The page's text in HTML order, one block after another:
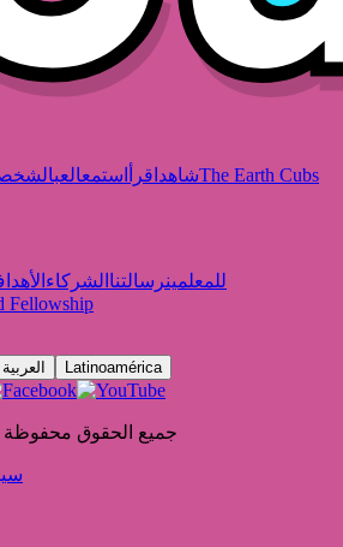
شاهد اقرأ استمعالعب
The Earth Cubs
للمعلمينرسالتنا الشركاء
Fellowship
العربية Latinoamérica
جميع الحقوق محفوظة